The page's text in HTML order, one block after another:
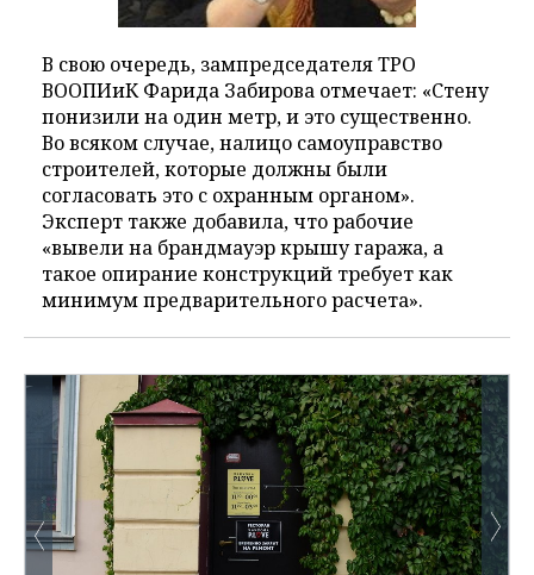
В свою очередь, зампредседателя ТРО
ВООПИиК Фарида Забирова отмечает: «Стену
понизили на один метр, и это существенно.
Во всяком случае, налицо самоуправство
строителей, которые должны были
согласовать это с охранным органом».
Эксперт также добавила, что рабочие
«вывели на брандмауэр крышу гаража, а
такое опирание конструкций требует как
минимум предварительного расчета».